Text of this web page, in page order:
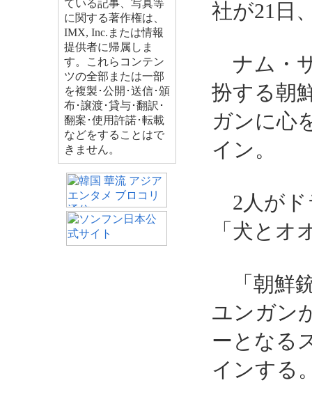
ている記事、写真等
に関する著作権は、
IMX, Inc.または情報
提供者に帰属しま
す。これらコンテン
ツの全部または一部
を複製･公開･送信･頒
布･譲渡･貸与･翻訳･
翻案･使用許諾･転載
などをすることはで
きません。
社が21日
ナム・
扮する朝
ガンに心
イン。
2人がド
「犬とオ
「朝鮮
ユンガン
ーとなる
インする